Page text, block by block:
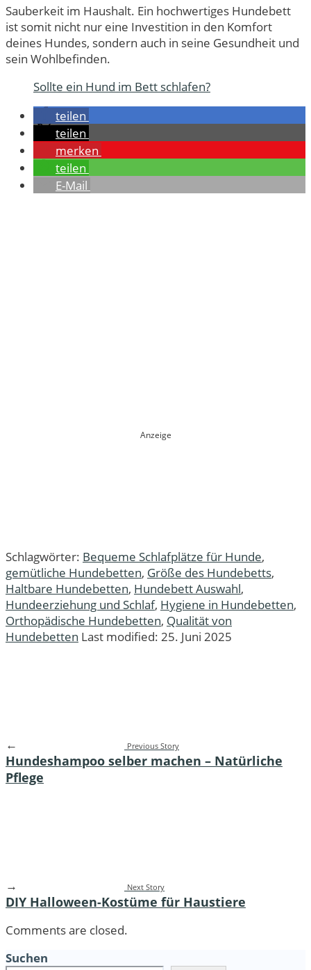
Sauberkeit im Haushalt. Ein hochwertiges Hundebett
ist somit nicht nur eine Investition in den Komfort
deines Hundes, sondern auch in seine Gesundheit und
sein Wohlbefinden.
Sollte ein Hund im Bett schlafen?
teilen
teilen
merken
teilen
E-Mail
Anzeige
Schlagwörter: Bequeme Schlafplätze für Hunde,
gemütliche Hundebetten, Größe des Hundebetts,
Haltbare Hundebetten, Hundebett Auswahl,
Hundeerziehung und Schlaf, Hygiene in Hundebetten,
Orthopädische Hundebetten, Qualität von
Hundebetten Last modified: 25. Juni 2025
← Previous Story
Hundeshampoo selber machen – Natürliche
Pflege
→ Next Story
DIY Halloween-Kostüme für Haustiere
Comments are closed.
Suchen